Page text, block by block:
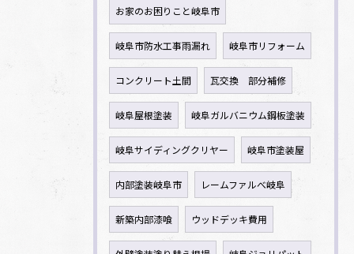
お家のお困りこと岐阜市
岐阜市防水工事雨漏れ 岐阜市リフォーム
コンクリート土間 瓦交換 部分補修
岐阜屋根塗装 岐阜ガルバニウム鋼板塗装
岐阜サイディングクリヤー 岐阜市塗装屋
内部塗装岐阜市 レームファルべ岐阜
新築内部漆喰 ウッドデッキ費用